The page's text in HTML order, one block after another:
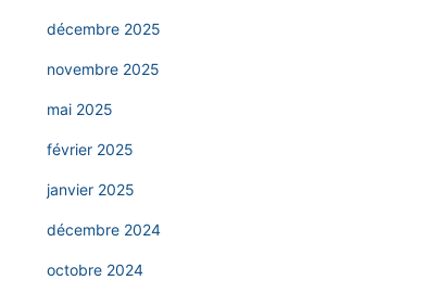
décembre 2025
novembre 2025
mai 2025
février 2025
janvier 2025
décembre 2024
octobre 2024